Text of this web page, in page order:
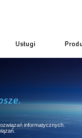
informatycznych.